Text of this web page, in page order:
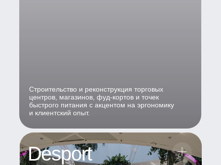
Desport
Строительство и реконструкция торговых
центров, магазинов, фуд-кортов и точек
быстрого питания с акцентом на эргономику
и клиентский опыт.